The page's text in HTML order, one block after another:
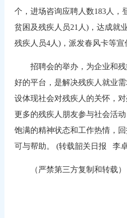
个，进场咨询应聘人数183人，
贫困及残疾人员21 人 )，达成就
残疾人员4人 )，派发春风卡等宣
招聘会的举办，为企业和
好的平台，是解决残疾人就业
设体现社会对残疾人的关怀，
更多的残疾人朋友参与社会活
饱满的精神状态和工作热情，
可与帮助。
(转载韶关日报 李
（严禁第三方复制和转